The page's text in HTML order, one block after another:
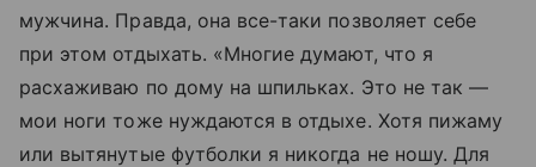
мужчина. Правда, она все-таки позволяет себе
при этом отдыхать. «Многие думают, что я
расхаживаю по дому на шпильках. Это не так —
мои ноги тоже нуждаются в отдыхе. Хотя пижаму
или вытянутые футболки я никогда не ношу. Для